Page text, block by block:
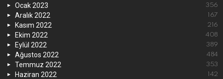
Ocak 2023 356
Aralık 2022 167
Kasım 2022 216
Ekim 2022 408
Eylül 2022 389
Ağustos 2022 484
Temmuz 2022 353
Haziran 2022 142